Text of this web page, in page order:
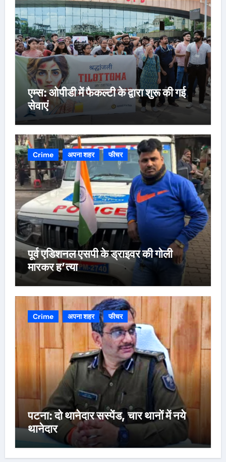
एम्स: ओपीडी में फैकल्टी के द्वारा शुरू की गई
सेवाएं
Crime अपना शहर फीचर
पूर्व एडिशनल एसपी के ड्राइवर की गोली
मारकर ह’त्या
Crime अपना शहर फीचर
पटना: दो थानेदार सस्पेंड, चार थानों में नये
थानेदार